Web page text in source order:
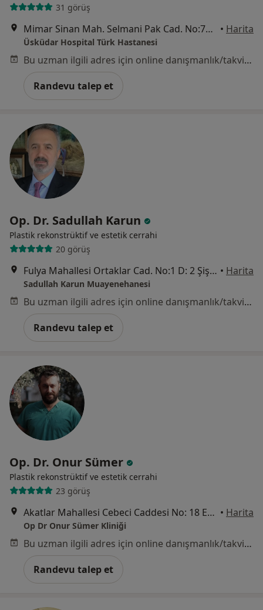
31 görüş
Mimar Sinan Mah. Selmani Pak Cad. No:72, İstanbul • Harita
Üsküdar Hospital Türk Hastanesi
Bu uzman ilgili adres için online danışmanlık/takvim sunmuyor.
Randevu talep et
Op. Dr. Sadullah Karun
Plastik rekonstrüktif ve estetik cerrahi
20 görüş
Fulya Mahallesi Ortaklar Cad. No:1 D: 2 Şişli -Mecidiyeköy -İstanbul, Şişli • Harita
Sadullah Karun Muayenehanesi
Bu uzman ilgili adres için online danışmanlık/takvim sunmuyor.
Randevu talep et
Op. Dr. Onur Sümer
Plastik rekonstrüktif ve estetik cerrahi
23 görüş
Akatlar Mahallesi Cebeci Caddesi No: 18 Etiler, İstanbul • Harita
Op Dr Onur Sümer Kliniği
Bu uzman ilgili adres için online danışmanlık/takvim sunmuyor.
Randevu talep et